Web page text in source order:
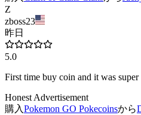
Z
zboss23
昨日
5.0
First time buy coin and it was super
Honest Advertisement
購入Pokemon GO Pokecoinsから